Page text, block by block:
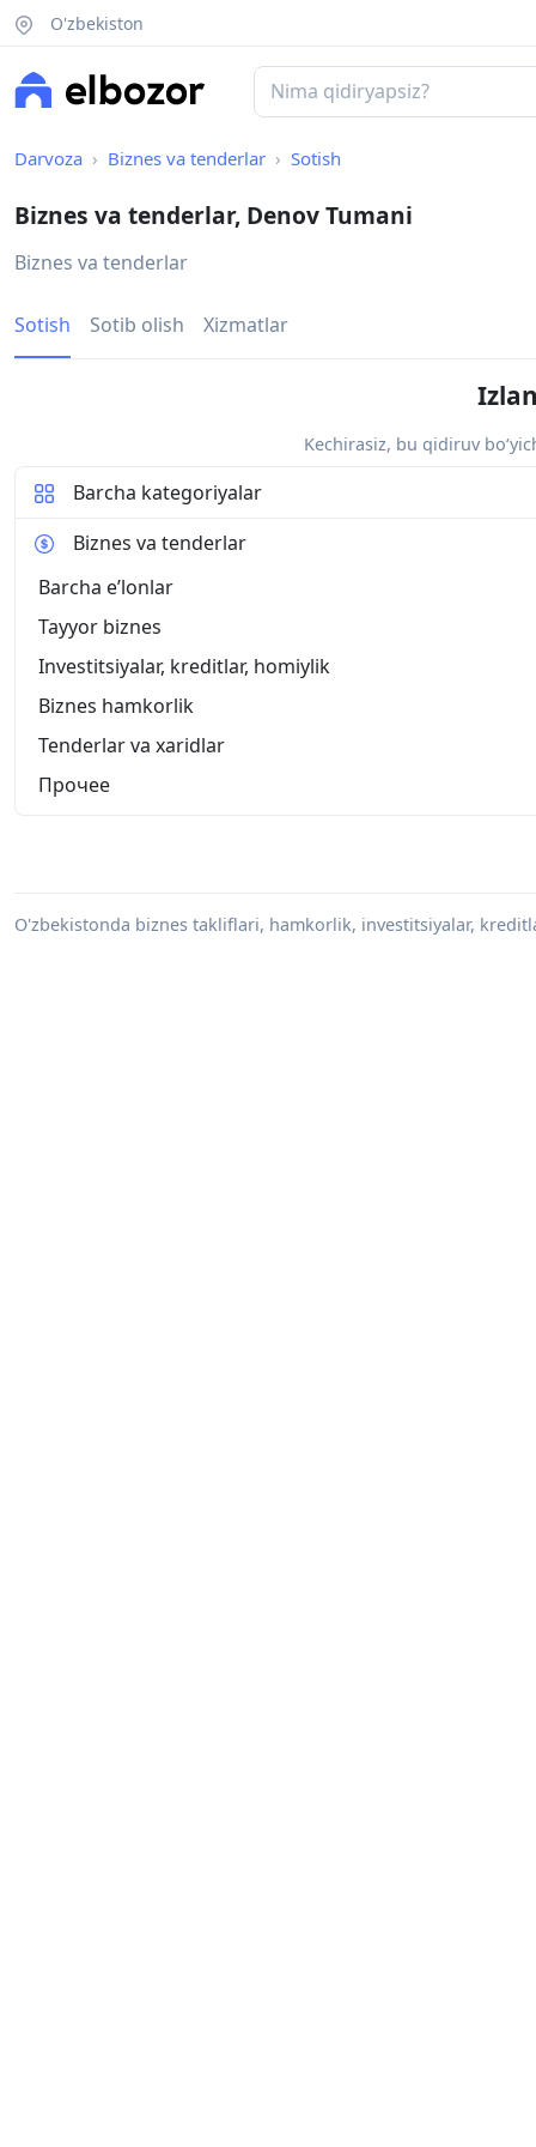
O'zbekiston
Darvoza Biznes va tenderlar Sotish
Biznes va tenderlar, Denov Tumani
Biznes va tenderlar
Sotish Sotib olish Xizmatlar
Kechirasiz, bu qidiruv
Barcha kategoriyalar
Biznes va tenderlar
Barcha eʼlonlar
Tayyor biznes
Investitsiyalar, kreditlar, homiylik
Biznes hamkorlik
Tenderlar va xaridlar
Прочее
O'zbekistonda biznes takliflari, hamkorlik, investitsiyalar,